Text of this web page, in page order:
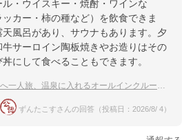
・ウイスキー・焼酎・ワインな
カー・柿の種など）を飲食できま
風呂があり、サウナもあります。夕
サーロイン陶板焼きやお造りはその
にして食べることもできます。
人旅、温泉に入れるオールインクルーシブの宿はどこ？
ずんたこすさんの回答（投稿日：2026/8/ 4）